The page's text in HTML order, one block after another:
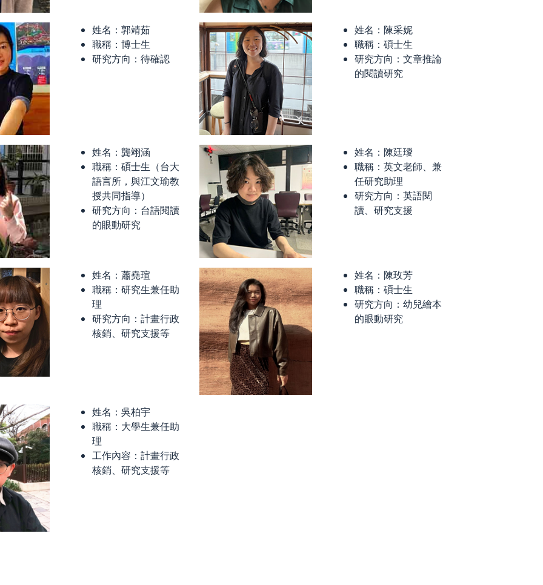
姓名：郭靖茹
職稱：博士生
研究方向：待確認
姓名：陳采妮
職稱：碩士生
研究方向：文章推論
的閱讀研究
姓名：龔翊涵
職稱：碩士生（台大
語言所，與江文瑜教
授共同指導）
研究方向：台語閱讀
的眼動研究
姓名：陳廷璦
職稱：英文老師、兼
任研究助理
研究方向：英語閱
讀、研究支援
姓名：蕭堯瑄
職稱：研究生兼任助
理
研究方向：計畫行政
核銷、研究支援等
姓名：陳玫芳
職稱：碩士生
研究方向：幼兒繪本
的眼動研究
姓名：吳柏宇
職稱：大學生兼任助
理
工作內容：計畫行政
核銷、研究支援等